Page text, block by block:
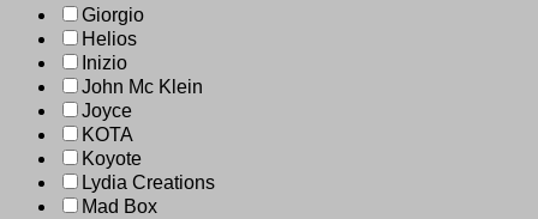
Giorgio
Helios
Inizio
John Mc Klein
Joyce
KOTA
Koyote
Lydia Creations
Mad Box